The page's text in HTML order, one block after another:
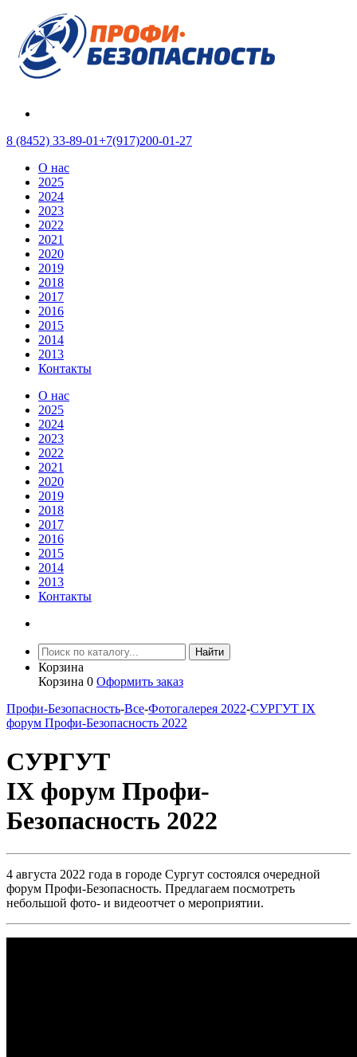
8 (8452) 33-89-01+7(917)200-01-27
О нас
2025
2024
2023
2022
2021
2020
2019
2018
2017
2016
2015
2014
2013
Контакты
О нас
2025
2024
2023
2022
2021
2020
2019
2018
2017
2016
2015
2014
2013
Контакты
Найти
Корзина
Корзина 0 Оформить заказ
Профи-Безопасность-Все-Фотогалерея 2022-СУРГУТ IХ
форум Профи-Безопасность 2022
СУРГУТ
IХ форум Профи-
Безопасность 2022
4 августа 2022 года в городе Сургут состоялся очередной
форум Профи-Безопасность. Предлагаем посмотреть
небольшой фото- и видеоотчет о мероприятии.